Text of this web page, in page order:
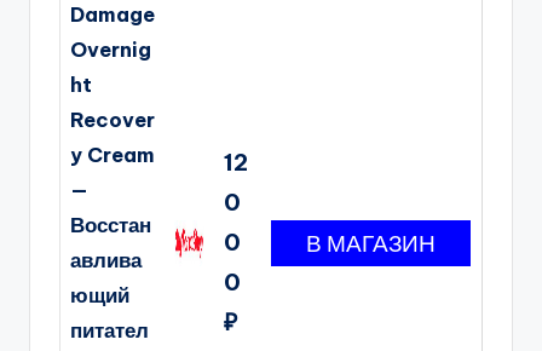
Damage
Overnig
ht
Recover
y Cream
—
Восстан
авлива
ющий
питател
12
0
0
0
₽